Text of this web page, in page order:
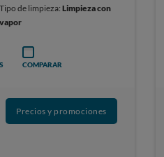
Tipo de limpieza:Limpieza con
vapor
COMPARAR
Precios y promociones